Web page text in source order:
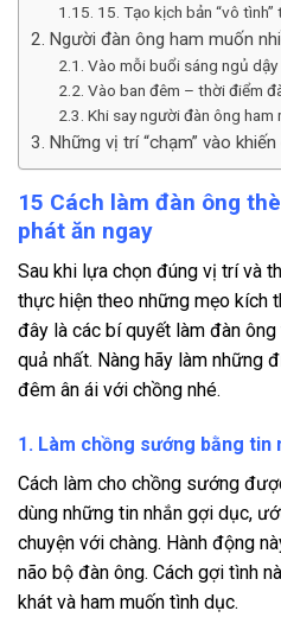
15. Tạo kịch bản “vô tình”
Người đàn ông ham muốn
Vào mỗi buổi sáng ngủ dậy
Vào ban đêm – thời điểm
Khi say người đàn ông ham
Những vị trí “chạm” vào
15 Cách làm đàn ông
phát ăn ngay
Sau khi lựa chọn đúng vị trí và
thực hiện theo những mẹo kích
đây là các bí quyết làm đàn
quả nhất. Nàng hãy làm những
đêm ân ái với chồng nhé.
1. Làm chồng sướng bằng tin
Cách làm cho chồng sướng
dùng những tin nhắn gợi dục,
chuyện với chàng. Hành động
não bộ đàn ông. Cách gợi tình
khát và ham muốn tình dục.